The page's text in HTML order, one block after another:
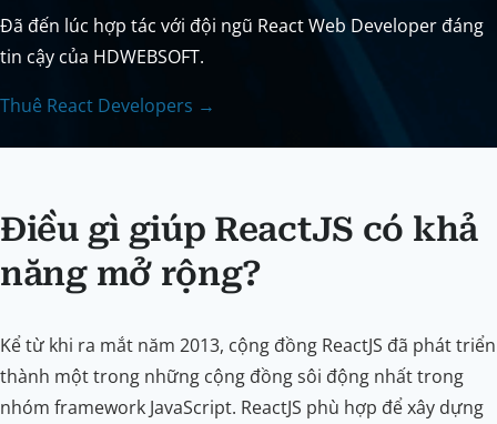
Đã đến lúc hợp tác với đội ngũ React Web Developer đáng
tin cậy của HDWEBSOFT.
Thuê React Developers →
Điều gì giúp ReactJS có khả
năng mở rộng?
Kể từ khi ra mắt năm 2013, cộng đồng ReactJS đã phát triển
thành một trong những cộng đồng sôi động nhất trong
nhóm framework JavaScript. ReactJS phù hợp để xây dựng